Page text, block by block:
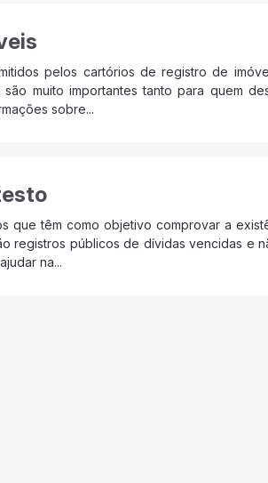
pelos cartórios de registro de
muito importantes tanto para quem
sobre...
que têm como objetivo comprovar a
registros públicos de dívidas vencidas e
na...